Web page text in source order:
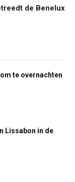
de Benelux
te overnachten
Lissabon in de